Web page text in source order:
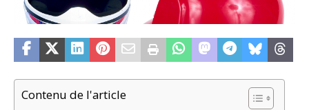
Contenu de l'article